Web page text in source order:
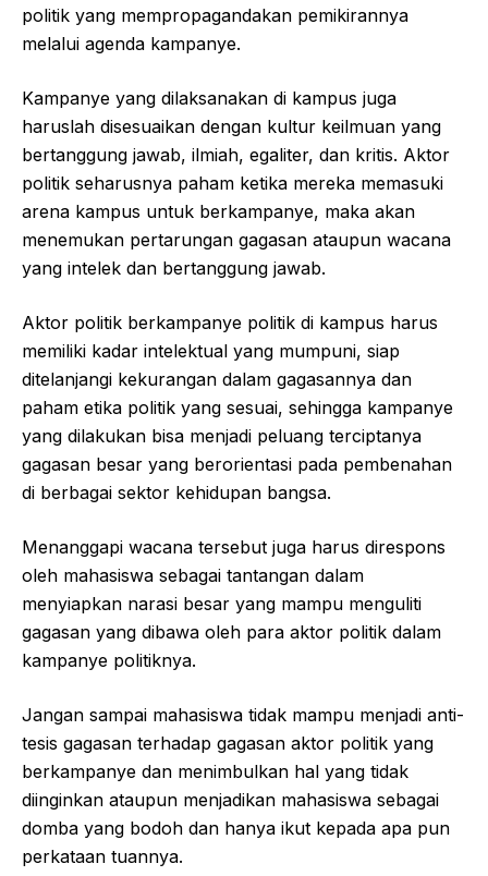
politik yang mempropagandakan pemikirannya
melalui agenda kampanye.
Kampanye yang dilaksanakan di kampus juga
haruslah disesuaikan dengan kultur keilmuan yang
bertanggung jawab, ilmiah, egaliter, dan kritis. Aktor
politik seharusnya paham ketika mereka memasuki
arena kampus untuk berkampanye, maka akan
menemukan pertarungan gagasan ataupun wacana
yang intelek dan bertanggung jawab.
Aktor politik berkampanye politik di kampus harus
memiliki kadar intelektual yang mumpuni, siap
ditelanjangi kekurangan dalam gagasannya dan
paham etika politik yang sesuai, sehingga kampanye
yang dilakukan bisa menjadi peluang terciptanya
gagasan besar yang berorientasi pada pembenahan
di berbagai sektor kehidupan bangsa.
Menanggapi wacana tersebut juga harus direspons
oleh mahasiswa sebagai tantangan dalam
menyiapkan narasi besar yang mampu menguliti
gagasan yang dibawa oleh para aktor politik dalam
kampanye politiknya.
Jangan sampai mahasiswa tidak mampu menjadi anti-
tesis gagasan terhadap gagasan aktor politik yang
berkampanye dan menimbulkan hal yang tidak
diinginkan ataupun menjadikan mahasiswa sebagai
domba yang bodoh dan hanya ikut kepada apa pun
perkataan tuannya.